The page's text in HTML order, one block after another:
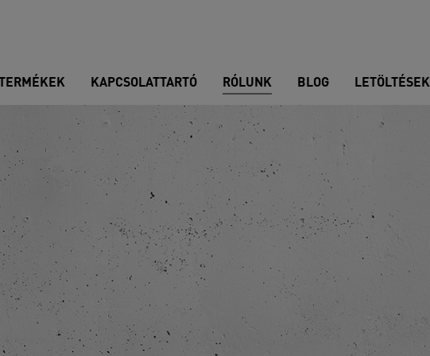
KAPCSOLATTARTÓ RÓLUNK BLOG LETÖLTÉSEK